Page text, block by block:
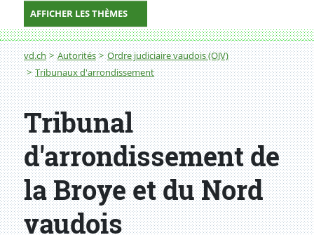
AFFICHER LES THÈMES
Fil d'Ariane
vd.ch Autorités
Ordre judiciaire vaudois (OJV)
Tribunaux d'arrondissement
Broye et Nord vaudois
Tribunal
d'arrondissement de
la Broye et du Nord
vaudois